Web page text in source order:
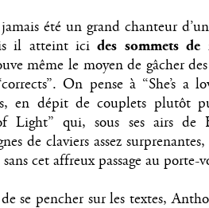
été un grand chanteur
il atteint icides sommets de
même le moyen de gâcher
On pense à “She’s a
en dépit de couplets plutôt
Light” qui, sous ses airs de
de claviers assez
cet affreux passage au porte-
se pencher sur les textes,